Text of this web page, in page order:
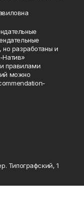
но разработаны и
Натив»
правилами
можно
Типографский, 1